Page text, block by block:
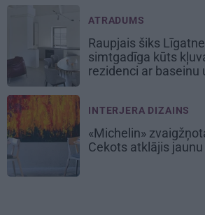
ATRADUMS
Raupjais šiks
simtgadīga kūts
rezidenci ar baseinu
INTERJERA DIZAINS
«Michelin»
Cekots atklājis